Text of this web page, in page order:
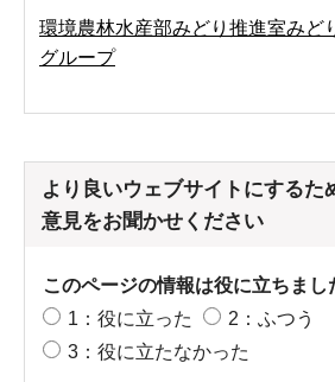
環境農林水産部みどり推進室みど
グループ
より良いウェブサイトにするた
意見をお聞かせください
このページの情報は役に立ちまし
1：役に立った
2：ふつう
3：役に立たなかった